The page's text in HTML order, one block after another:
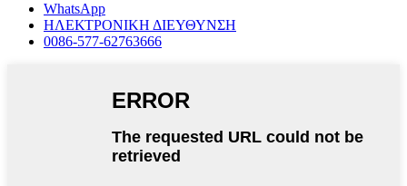
WhatsApp
ΗΛΕΚΤΡΟΝΙΚΗ ΔΙΕΥΘΥΝΣΗ
0086-577-62763666